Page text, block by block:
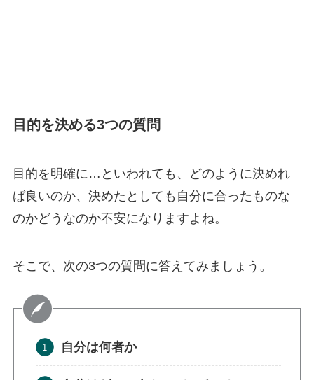
目的を決める3つの質問
目的を明確に…といわれても、どのように決めれ
ば良いのか、決めたとしても自分に合ったものな
のかどうなのか不安になりますよね。
そこで、次の3つの質問に答えてみましょう。
自分は何者か